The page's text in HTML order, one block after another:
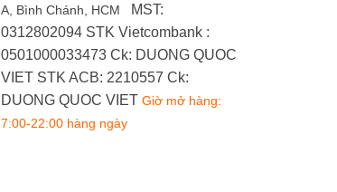
A, Bình Chánh, HCM
MST:
0312802094 STK Vietcombank :
0501000033473Ck: DUONG QUOC
VIET STK ACB: 2210557 Ck:
DUONG QUOC VIET Giờ mở hàng:
7:00-22:00 hàng ngày